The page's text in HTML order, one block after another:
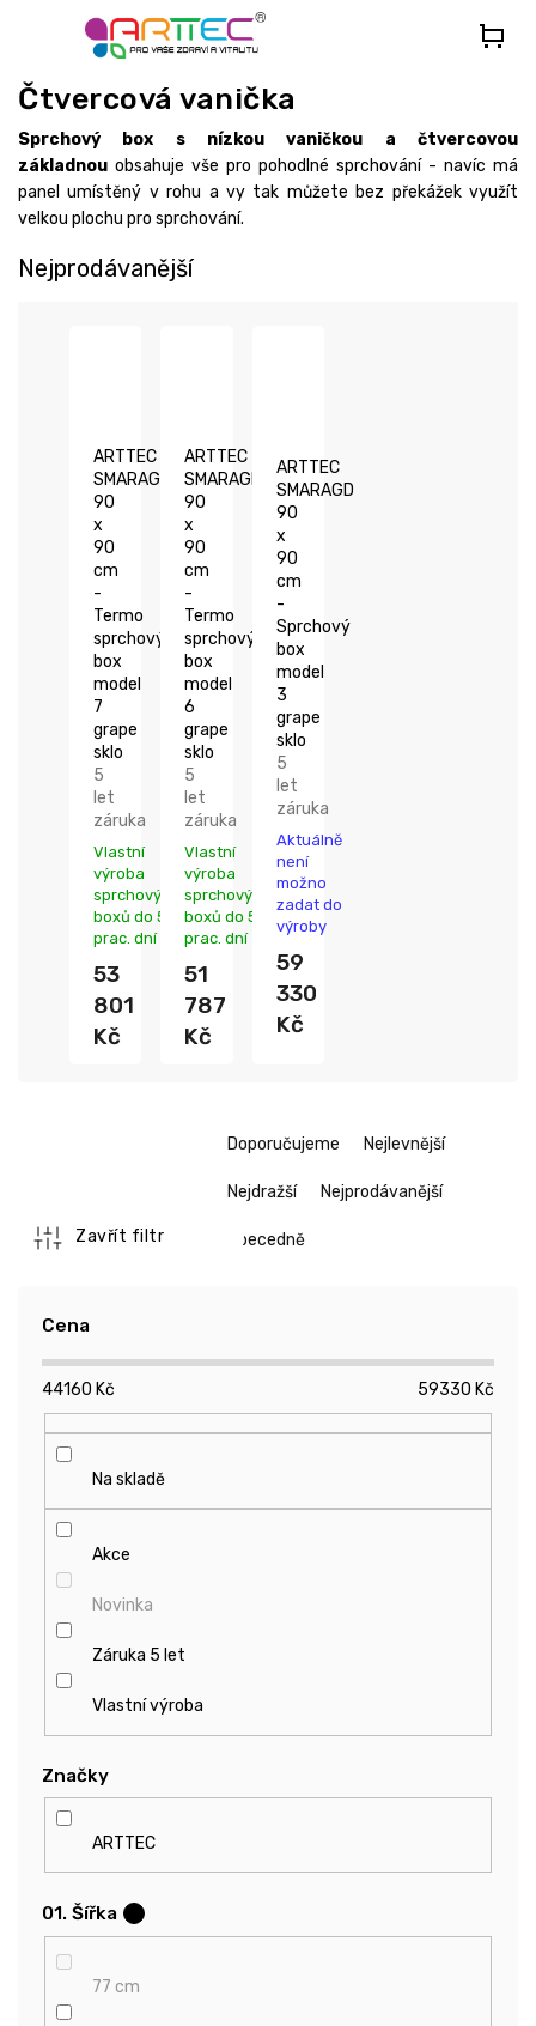
Čtvercová vanička
Sprchový box s nízkou vaničkou a čtvercovou
základnou obsahuje vše pro pohodlné sprchování - navíc má
panel umístěný v rohu a vy tak můžete bez překážek využít
velkou plochu pro sprchování.
Nejprodávanější
ARTTEC
SMARAGD
90
x
90
cm
-
Termo
sprchový
box
model
7
grape
sklo
5
let
záruka
Vlastní
výroba
sprchových
boxů do 5
prac. dní
53
801
Kč
ARTTEC
SMARAGD
90
x
90
cm
-
Termo
sprchový
box
model
6
grape
sklo
5
let
záruka
Vlastní
výroba
sprchových
boxů do 5
prac. dní
51
787
Kč
ARTTEC
SMARAGD
90
x
90
cm
-
Sprchový
box
model
3
grape
sklo
5
let
záruka
Aktuálně
není
možno
zadat do
výroby
59
330
Kč
Ř
d
k
Doporučujeme Nejlevnější
Nejdražší Nejprodávanější
Abecedně
Zavřít filtr
Cena
44160 Kč 59330 Kč
Na skladě
Akce
Novinka
Záruka 5 let
Vlastní výroba
Značky
ARTTEC
01. Šířka
77 cm